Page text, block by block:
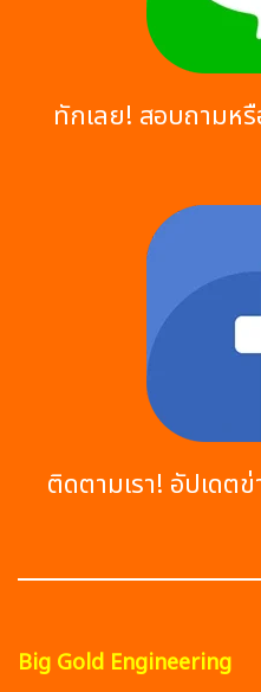
ทักเลย! สอบถามห
ติดตามเรา! อัปเดต
Big Gold Engineering